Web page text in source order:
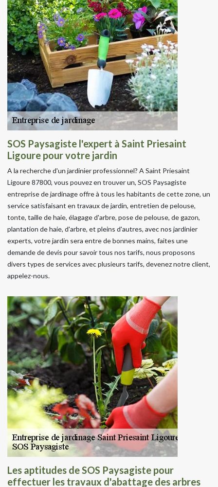
SOS Paysagiste l'expert à Saint Priesaint
Ligoure pour votre jardin
A la recherche d'un jardinier professionnel? A Saint Priesaint
Ligoure 87800, vous pouvez en trouver un, SOS Paysagiste
entreprise de jardinage offre à tous les habitants de cette zone, un
service satisfaisant en travaux de jardin, entretien de pelouse,
tonte, taille de haie, élagage d'arbre, pose de pelouse, de gazon,
plantation de haie, d'arbre, et pleins d'autres, avec nos jardinier
experts, votre jardin sera entre de bonnes mains, faites une
demande de devis pour savoir tous nos tarifs, nous proposons
divers types de services avec plusieurs tarifs, devenez notre client,
appelez-nous.
Les aptitudes de SOS Paysagiste pour
effectuer les travaux d'abattage des arbres